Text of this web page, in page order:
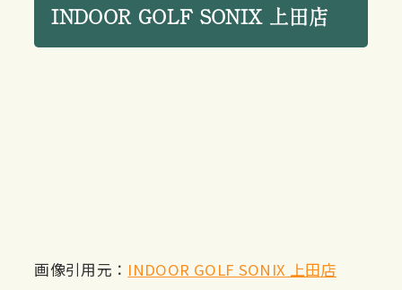
INDOOR GOLF SONIX 上田店
画像引用元： INDOOR GOLF SONIX 上田店